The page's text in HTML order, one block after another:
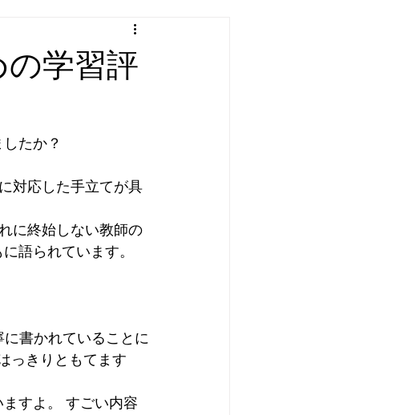
の学習評
たか？
対応した手立てが具
に終始しない教師の
語られています。
っきりともてます
すよ。 すごい内容